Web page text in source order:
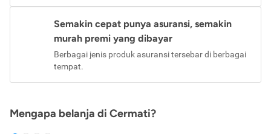
Semakin cepat punya asuransi, semakin
murah premi yang dibayar
Berbagai jenis produk asuransi tersebar di berbagai
tempat.
Mengapa belanja di Cermati?